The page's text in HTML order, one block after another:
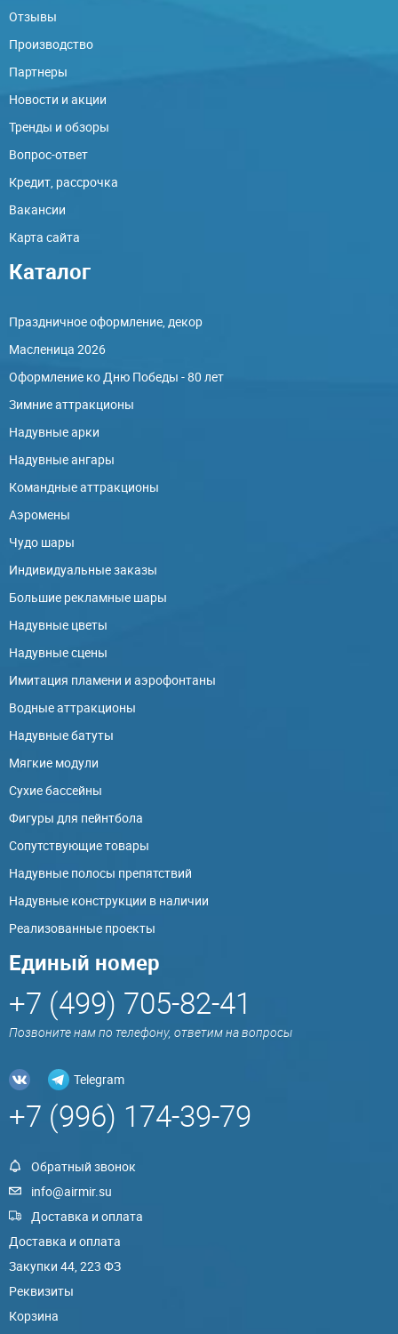
Отзывы
Производство
Партнеры
Новости и акции
Тренды и обзоры
Вопрос-ответ
Кредит, рассрочка
Вакансии
Карта сайта
Каталог
Праздничное оформление, декор
Масленица 2026
Оформление ко Дню Победы - 80 лет
Зимние аттракционы
Надувные арки
Надувные ангары
Командные аттракционы
Аэромены
Чудо шары
Индивидуальные заказы
Большие рекламные шары
Надувные цветы
Надувные сцены
Имитация пламени и аэрофонтаны
Водные аттракционы
Надувные батуты
Мягкие модули
Сухие бассейны
Фигуры для пейнтбола
Сопутствующие товары
Надувные полосы препятствий
Надувные конструкции в наличии
Реализованные проекты
Единый номер
+7 (499) 705-82-41
Позвоните нам по телефону, ответим на вопросы
Telegram
+7 (996) 174-39-79
Обратный звонок
info@airmir.su
Доставка и оплата
Доставка и оплата
Закупки 44, 223 ФЗ
Реквизиты
Корзина